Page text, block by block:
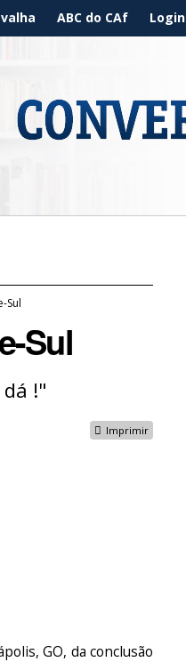
ABC do CAf Login
Sul
Sul
!"
Imprimir
GO, da conclusão